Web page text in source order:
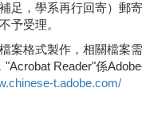
足，學系再行回寄）郵
予受理。
案格式製作，相關檔案
"Acrobat Reader"係
t.adobe.com/